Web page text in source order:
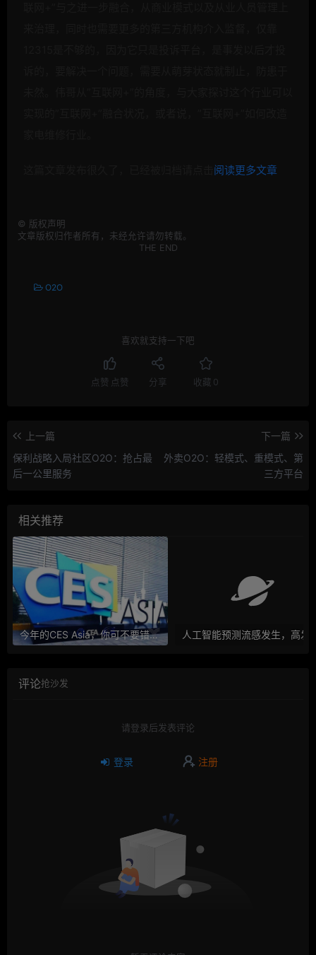
阅读更多文章
© 版权声明
文章版权归作者所有，未经允许请勿转载。
THE END
O2O
喜欢就支持一下吧
点赞 点赞 分享 收藏 0
上一篇
保利战略入局社区O2O：抢占最
后一公里服务
下一篇
外卖O2O：轻模式、重模式、第
三方平台
相关推荐
今年的CES Asia，你可不要错过这些自动驾驶看点
评论抢沙发
请登录后发表评论
登录 注册